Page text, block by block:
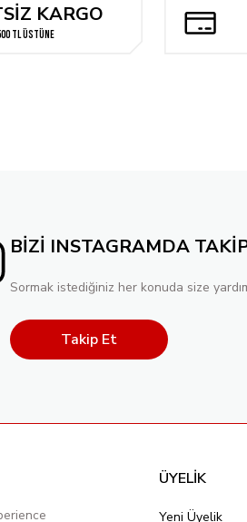
KARGO
TL ÜSTÜNE
BİZİ INSTAGRAMDA
Sormak istediğiniz her konuda size
Takip Et
ÜYELİK
Yeni Üyelik